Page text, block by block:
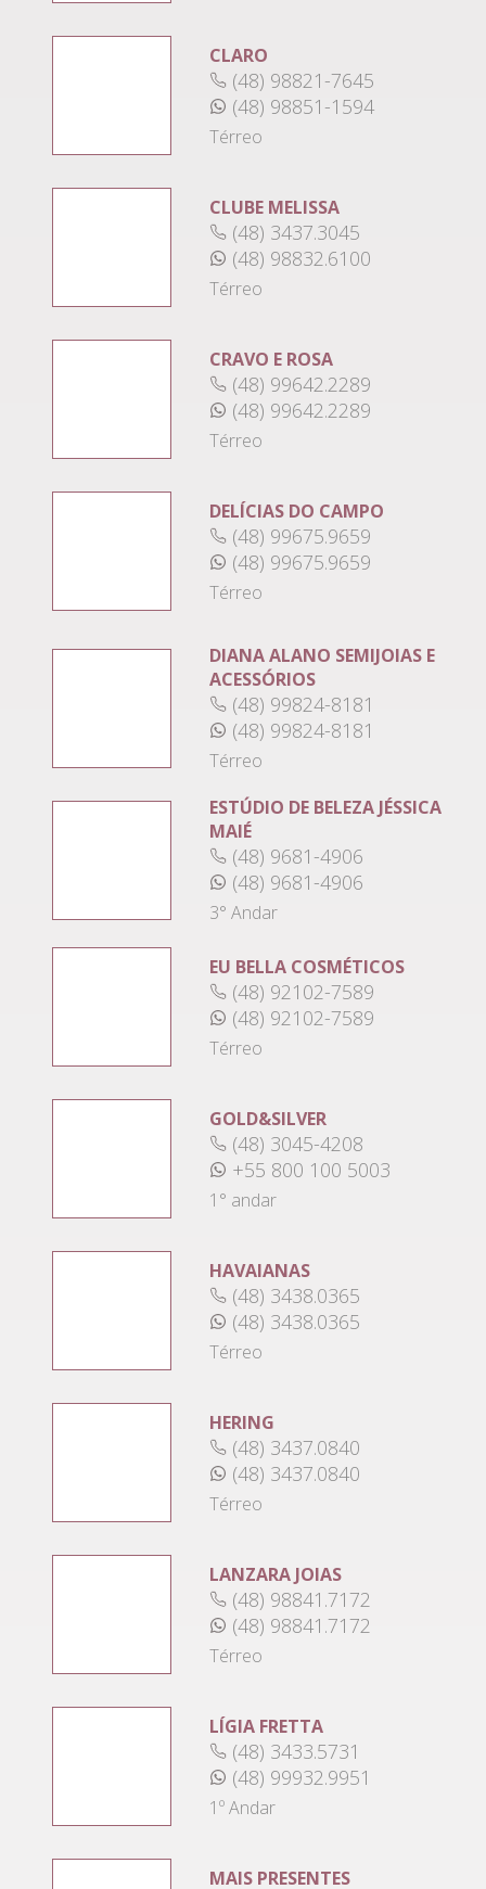
CLARO
(48) 98821-7645
(48) 98851-1594
Térreo
CLUBE MELISSA
(48) 3437.3045
(48) 98832.6100
Térreo
CRAVO E ROSA
(48) 99642.2289
(48) 99642.2289
Térreo
DELÍCIAS DO CAMPO
(48) 99675.9659
(48) 99675.9659
Térreo
DIANA ALANO SEMIJOIAS E
ACESSÓRIOS
(48) 99824-8181
(48) 99824-8181
Térreo
ESTÚDIO DE BELEZA JÉSSICA
MAIÉ
(48) 9681-4906
(48) 9681-4906
3° Andar
EU BELLA COSMÉTICOS
(48) 92102-7589
(48) 92102-7589
Térreo
GOLD&SILVER
(48) 3045-4208
+55 800 100 5003
1° andar
HAVAIANAS
(48) 3438.0365
(48) 3438.0365
Térreo
HERING
(48) 3437.0840
(48) 3437.0840
Térreo
LANZARA JOIAS
(48) 98841.7172
(48) 98841.7172
Térreo
LÍGIA FRETTA
(48) 3433.5731
(48) 99932.9951
1º Andar
MAIS PRESENTES